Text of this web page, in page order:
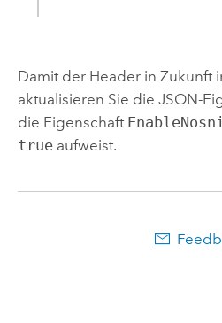
Damit der Header in Zukunft
aktualisieren Sie die JSON-
die Eigenschaft
trueaufweist.